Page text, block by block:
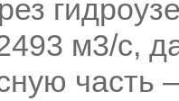
м3/с,